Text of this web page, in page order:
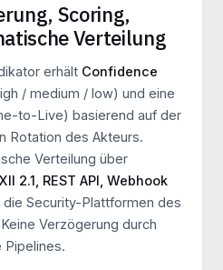
Scoring,
Verteilung
erhält Confidence
/ medium / low) und eine
to-Live) basierend auf der
Rotation des Akteurs.
Verteilung über
2.1, REST API, Webhook
die Security-Plattformen des
Verzögerung durch
Pipelines.